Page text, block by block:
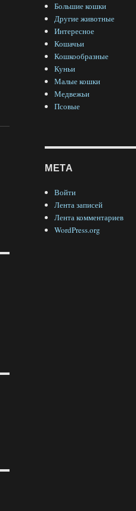
Большие кошки
Другие животные
Интересное
Кошачьи
Кошкообразные
Куньи
Малые кошки
Медвежьи
Псовые
МЕТА
Войти
Лента записей
Лента комментариев
WordPress.org